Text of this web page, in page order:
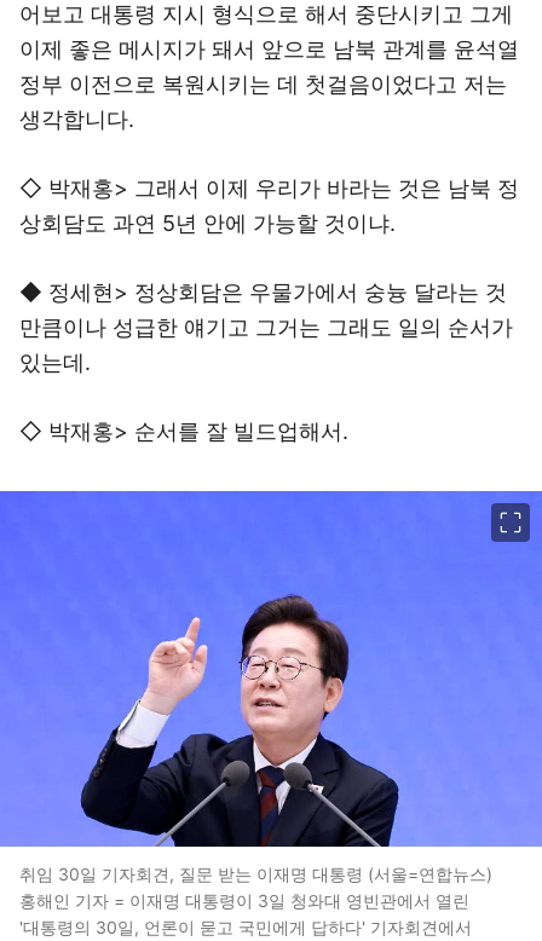
어보고 대통령 지시 형식으로 해서 중단시키고 그게
이제 좋은 메시지가 돼서 앞으로 남북 관계를 윤석열
정부 이전으로 복원시키는 데 첫걸음이었다고 저는
생각합니다.
◇ 박재홍> 그래서 이제 우리가 바라는 것은 남북 정
상회담도 과연 5년 안에 가능할 것이냐.
◆ 정세현> 정상회담은 우물가에서 숭늉 달라는 것
만큼이나 성급한 얘기고 그거는 그래도 일의 순서가
있는데.
◇ 박재홍> 순서를 잘 빌드업해서.
취임 30일 기자회견, 질문 받는 이재명 대통령 (서울=연합뉴스)
홍해인 기자 = 이재명 대통령이 3일 청와대 영빈관에서 열린
'대통령의 30일, 언론이 묻고 국민에게 답하다' 기자회견에서